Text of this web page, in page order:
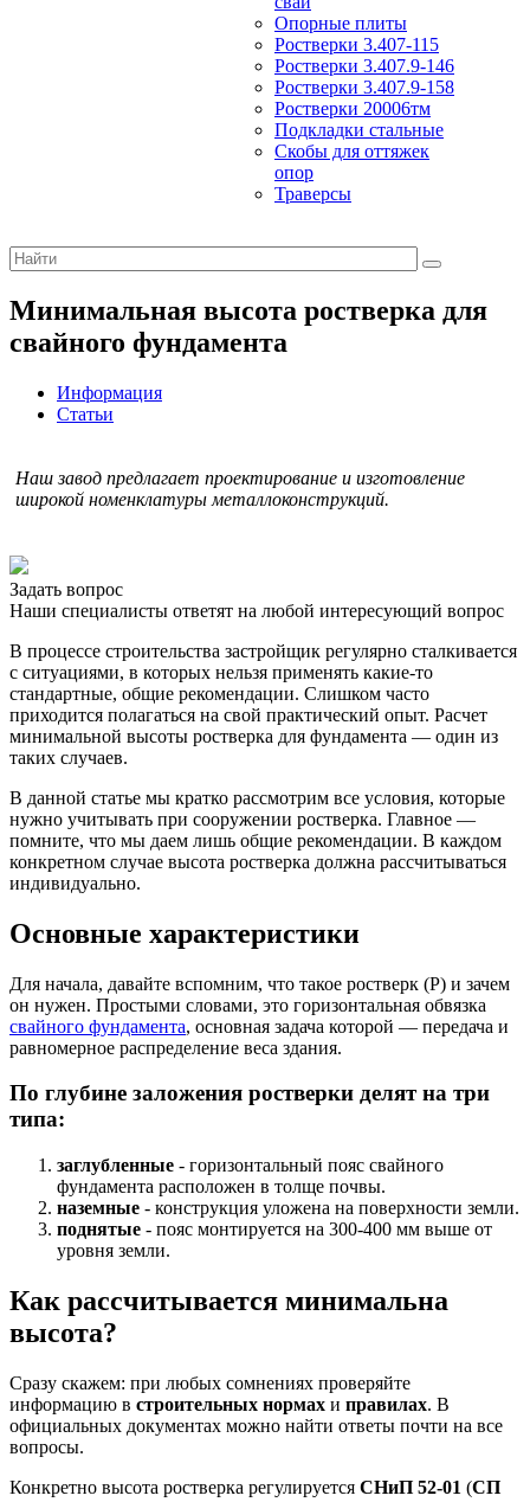
Опорные плиты
Ростверки 3.407-115
Ростверки 3.407.9-146
Ростверки 3.407.9-158
Ростверки 20006тм
Подкладки стальные
Скобы для оттяжек
опор
Траверсы
Минимальная высота ростверка для
свайного фундамента
Информация
Статьи
Наш завод предлагает проектирование и изготовление
широкой номенклатуры металлоконструкций.
Задать вопрос
Наши специалисты ответят на любой интересующий вопрос
В процессе строительства застройщик регулярно сталкивается
с ситуациями, в которых нельзя применять какие-то
стандартные, общие рекомендации. Слишком часто
приходится полагаться на свой практический опыт. Расчет
минимальной высоты ростверка для фундамента — один из
таких случаев.
В данной статье мы кратко рассмотрим все условия, которые
нужно учитывать при сооружении ростверка. Главное —
помните, что мы даем лишь общие рекомендации. В каждом
конкретном случае высота ростверка должна рассчитываться
индивидуально.
Основные характеристики
Для начала, давайте вспомним, что такое ростверк (Р) и зачем
он нужен. Простыми словами, это горизонтальная обвязка
свайного фундамента, основная задача которой — передача и
равномерное распределение веса здания.
По глубине заложения ростверки делят на три
типа:
заглубленные - горизонтальный пояс свайного
фундамента расположен в толще почвы.
наземные - конструкция уложена на поверхности земли.
поднятые - пояс монтируется на 300-400 мм выше от
уровня земли.
Как рассчитывается минимальна
высота?
Сразу скажем: при любых сомнениях проверяйте
информацию в строительных нормах и правилах. В
официальных документах можно найти ответы почти на все
вопросы.
Конкретно высота ростверка регулируется СНиП 52-01 (СП